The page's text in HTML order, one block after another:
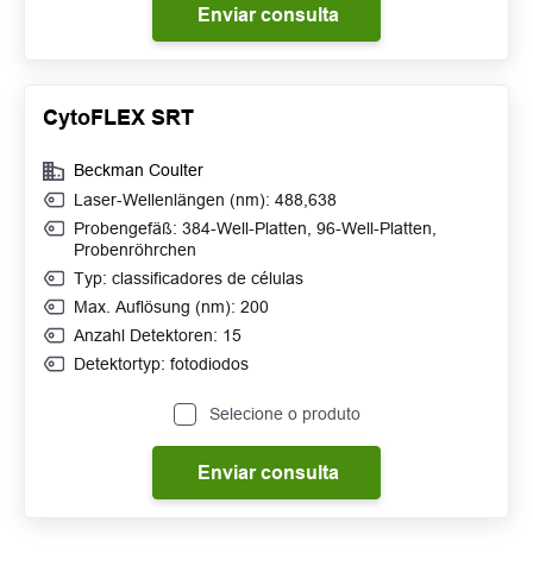
Enviar consulta
CytoFLEX SRT
Beckman Coulter
Laser-Wellenlängen (nm): 488,638
Probengefäß: 384-Well-Platten, 96-Well-Platten,
Probenröhrchen
Typ: classificadores de células
Max. Auflösung (nm): 200
Anzahl Detektoren: 15
Detektortyp: fotodiodos
Selecione o produto
Enviar consulta